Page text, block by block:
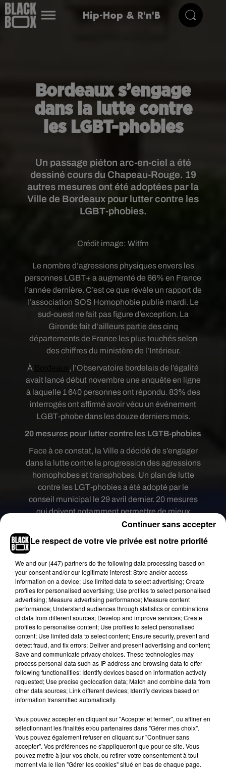
Hip-Hop & R'n'B
Bordeaux s’engage
dans la lutte contre
les LGBT-phobies
Un passage piéton arc-en-ciel a été
dessiné cours du Chapeau-Rouge. 19
autres mesures ont été adoptées par la
Ville de Bordeaux pour lutter contre les
LGBT-phobies.
Crédit image: Witfm
Le nombre d’agressions physiques envers les
personnes LGBT+ a augmenté de 66% en France
l’année dernière. C’est ce que révèle un rapport de
l’association SOS Homophobie publié mardi. Le
sud-ouest ne fait pas figure d’exception. La
Gironde fait d’ailleurs partie des cinq
départements de France les plus touchés selon
des chiffres du ministère de l’Intérieur.
À
, l’Observatoire bordelais de l’égalité
avait lancé début novembre une enquête en ligne
à laquelle 1 640 personnes ont répondu. 83% des
interrogés ont affirmé avoir vécu un événement
LGBT-phobe dans les douze derniers mois.
20 mesures pour lutter contre les LGTB-phobies
Face à ce constat, la Ville a décidé de s’engager
dans la lutte contre la progression des agressions
homophobes et transphobes. Un plan de lutte
contre les LGT-phobies a été adopté par le
conseil municipal le 29 avril dernier. 20 mesures
qui doivent notamment permettre de mieux
soutenir les victimes et faire de l’espace public un
lieu d’inclusion et de sensibilisation. Des stages
de self-défense proposés par les associations
seront financés par la Ville. Un guide contre les
agressions LGBT-phobes sera également
distribué dans les commerces.
Vous l’avez peut-être remarqué, un passage
piéton couleur arc-en-ciel a également été
dessiné cours du Chapeau Rouge. Si ce passage
piéton est pour l’instant provisoire, l’objectif de la
mairie serait qu’il soit installé définitivement.
Dans le cadre dela journée internationale de lutte
contre l’homophobie et la transphobiequi aura
lieu ce vendredi, un village associatif sera installé
place Pey Berland de 14h à 18h. La Porte de
Bourgogne sera également illuminée aux
couleurs arc-en-ciel jusqu’à dimanche.
Plan de lutte contre les LGTB
Le respect de votre vie privée est notre priorité
We and our (447) partnersdo the following data processing based on
your consent and/or our legitimate interest: Store and/or access
information on a device; Use limited data to select advertising; Create
profiles for personalised advertising; Use profiles to select personalised
advertising; Measure advertising performance; Measure content
performance; Understand audiences through statistics or combinations
of data from different sources; Develop and improve services; Create
profiles to personalise content; Use profiles to select personalised
content; Use limited data to select content; Ensure security, prevent and
detect fraud, and fix errors; Deliver and present advertising and content;
Save and communicate privacy choices. These technologies may
process personal data such as IP address and browsing data to offer
following functionalities: Identify devices based on information actively
requested; Use precise geolocation data; Match and combine data from
other data sources; Link different devices; Identify devices based on
information transmitted automatically.
Vous pouvez accepter en cliquant sur "Accepter et fermer", ou affiner en
sélectionnant les finalités et/ou partenaires dans "Gérer mes choix".
Vous pouvez également refuser en cliquant sur "Continuer sans
accepter". Vos préférences ne s'appliqueront que pour ce site. Vous
pouvez mettre à jour vos choix, ou retirer votre consentement à tout
moment via le lien "Gérer les cookies" situé en bas de chaque page.
Continuer sans accepter